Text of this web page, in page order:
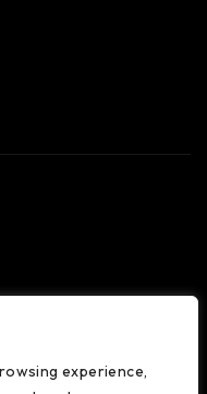
experience,